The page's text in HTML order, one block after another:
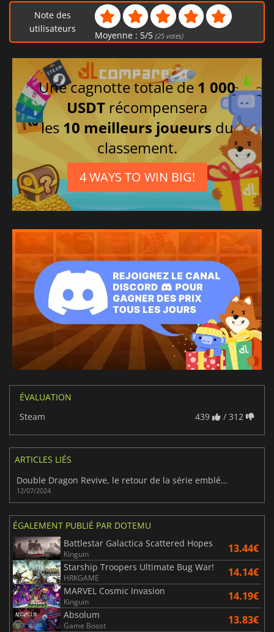
Note des
utilisateurs
Moyenne : 5/5 (25votes)
Une cagnotte totale de 1 000
USDT récompensera
les 10 meilleurs joueurs du
classement.
4 WAYS TO WIN BIG!
ÉVALUATION
Steam
439 / 312
ARTICLES LIÉS
Double Dragon Revive, le retour de la série emblématique de l'arcade
12/07/2024
ÉGALEMENT PUBLIÉ PAR DOTEMU
Battlestar Galactica Scattered Hopes
Kinguin 13.44€
Starship Troopers Ultimate Bug War!
HRKGAME 14.14€
MARVEL Cosmic Invasion
Kinguin 14.19€
Absolum
Game Boost 13.83€